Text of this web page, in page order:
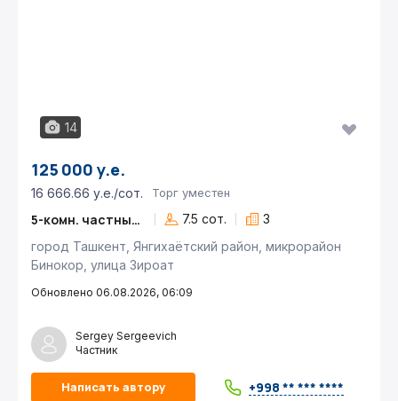
14
125 000 у.е.
16 666.66 у.е./сот. Торг уместен
5-комн. частный дом 7.5 сот.
3
город Ташкент, Янгихаётский район, микрорайон
Бинокор, улица Зироат
Обновлено 06.08.2026, 06:09
Sergey Sergeevich
Частник
Написать автору +998 ** *** ****